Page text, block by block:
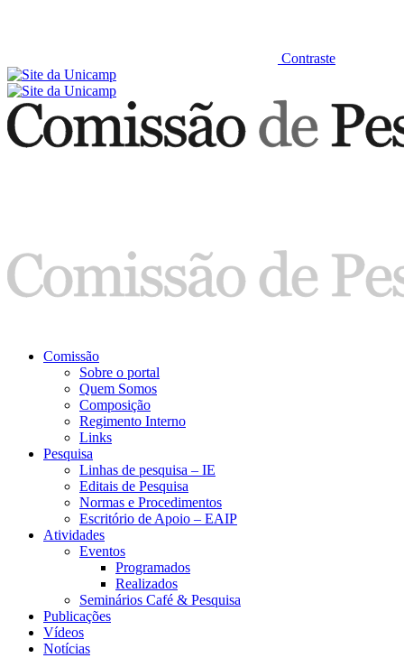
Contraste
Comissão
Sobre o portal
Quem Somos
Composição
Regimento Interno
Links
Pesquisa
Linhas de pesquisa – IE
Editais de Pesquisa
Normas e Procedimentos
Escritório de Apoio – EAIP
Atividades
Eventos
Programados
Realizados
Seminários Café & Pesquisa
Publicações
Vídeos
Notícias